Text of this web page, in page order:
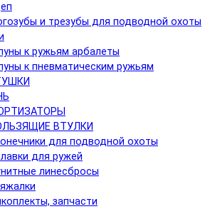
и трезубы для подводной охоты
к ружьям арбалеты
к пневматическим ружьям
ВТУЛКИ
для подводной охоты
для ружей
линесбросы
запчасти